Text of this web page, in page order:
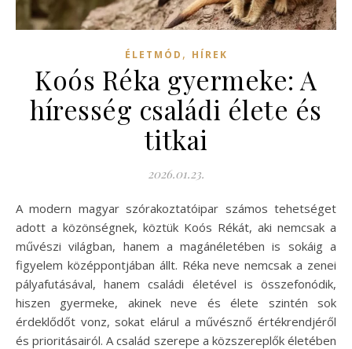
ÉLETMÓD , HÍREK
Koós Réka gyermeke: A
híresség családi élete és
titkai
2026.01.23.
A modern magyar szórakoztatóipar számos tehetséget
adott a közönségnek, köztük Koós Rékát, aki nemcsak a
művészi világban, hanem a magánéletében is sokáig a
figyelem középpontjában állt. Réka neve nemcsak a zenei
pályafutásával, hanem családi életével is összefonódik,
hiszen gyermeke, akinek neve és élete szintén sok
érdeklődőt vonz, sokat elárul a művésznő értékrendjéről
és prioritásairól. A család szerepe a közszereplők életében